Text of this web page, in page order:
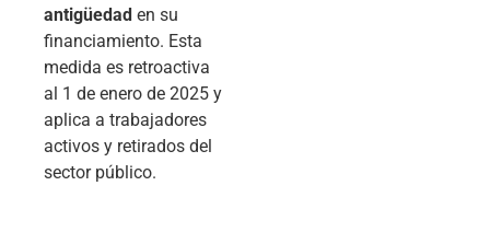
antigüedad en su
financiamiento. Esta
medida es retroactiva
al 1 de enero de 2025 y
aplica a trabajadores
activos y retirados del
sector público.